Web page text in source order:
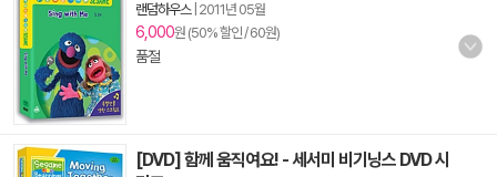
랜덤하우스| 2011년 05월
6,000원 (50% 할인 / 60원)
품절
[DVD] 함께 움직여요! - 세서미 비기닝스 DVD 시